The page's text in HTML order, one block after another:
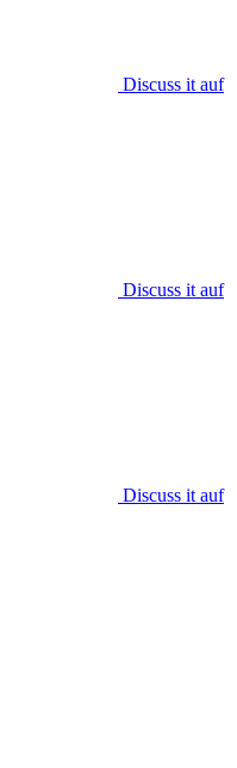
Discuss it auf
Discuss it auf
Discuss it auf